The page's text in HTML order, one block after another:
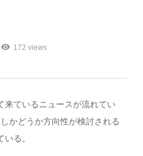
172 views
来ているニュースが流れてい
かどうか方向性が検討される
る。